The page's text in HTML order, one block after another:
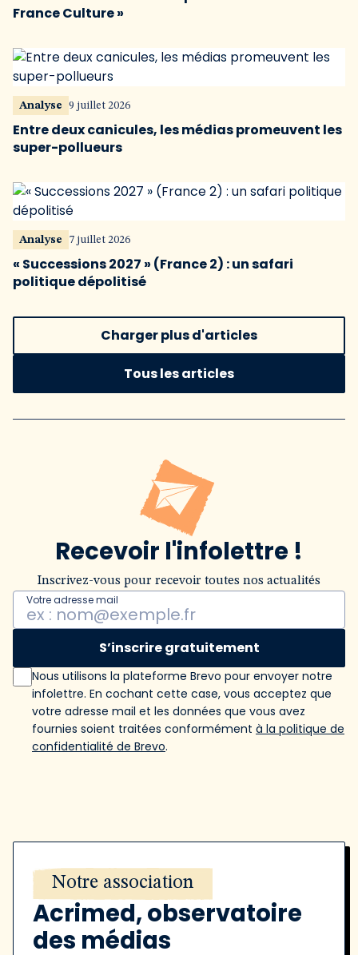
France Culture »
Analyse 9 juillet 2026
Entre deux canicules, les médias promeuvent les
super-pollueurs
Analyse 7 juillet 2026
« Successions 2027 » (France 2) : un safari
politique dépolitisé
Charger plus d'articles
Tous les articles
Recevoir l'infolettre !
Inscrivez-vous pour recevoir toutes nos actualités
Votre adresse mail
S’inscrire gratuitement
Nous utilisons la plateforme Brevo pour envoyer notre
infolettre. En cochant cette case, vous acceptez que
votre adresse mail et les données que vous avez
fournies soient traitées conformément à la politique de
confidentialité de Brevo.
Notre association
Acrimed, observatoire
des médias